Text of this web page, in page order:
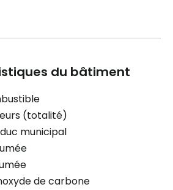
du bâtiment
(totalité)
municipal
de carbone